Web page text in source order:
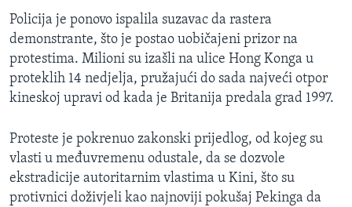
Policija je ponovo ispalila suzavac da rastera
demonstrante, što je postao uobičajeni prizor na
protestima. Milioni su izašli na ulice Hong Konga u
proteklih 14 nedjelja, pružajući do sada najveći otpor
kineskoj upravi od kada je Britanija predala grad 1997.
Proteste je pokrenuo zakonski prijedlog, od kojeg su
vlasti u međuvremenu odustale, da se dozvole
ekstradicije autoritarnim vlastima u Kini, što su
protivnici doživjeli kao najnoviji pokušaj Pekinga da